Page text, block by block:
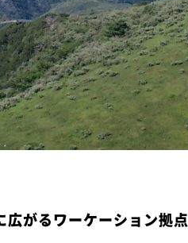
がるワーケーション拠点